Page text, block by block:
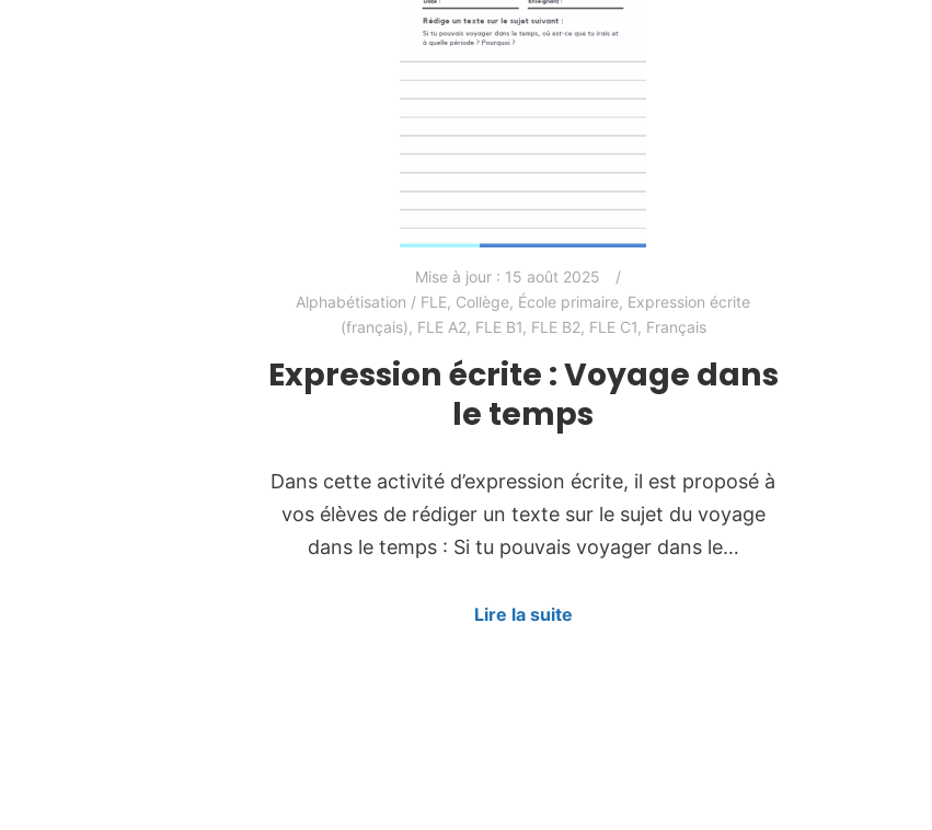
Mise à jour : 15 août 2025
Alphabétisation / FLE, Collège, École primaire, Expression écrite
(français), FLE A2, FLE B1, FLE B2, FLE C1, Français
Expression écrite : Voyage dans
le temps
Dans cette activité d’expression écrite, il est proposé à
vos élèves de rédiger un texte sur le sujet du voyage
dans le temps : Si tu pouvais voyager dans le…
Lire la suite